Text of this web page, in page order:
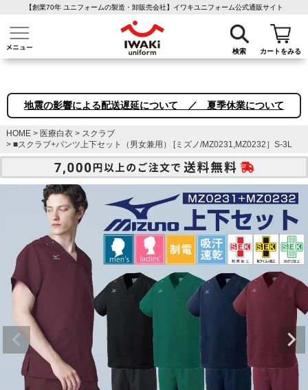
【創業70年 ユニフォームの製造・卸販売会社】イワキユニフォーム公式通販サイト
検索 カートをみる
介護ユニフォーム 作業着・作業服 ファン付き作業着 医療白衣
地震の影響による配送遅延について ／ 夏季休業について
HOME 医療白衣
スクラブ
■スクラブ+パンツ上下セット（男女兼用） [ミズノ/MZ0231,MZ0232］S-3L